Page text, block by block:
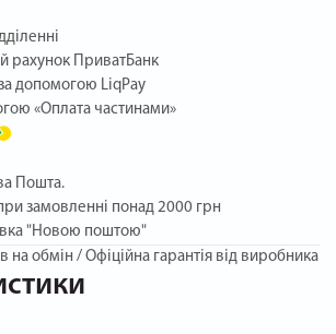
рахунок ПриватБанк
допомогою LiqPay
«Оплата частинами»
Пошта.
замовленні понад 2000 грн
"Новою поштою"
на обмін / Офіційна гарантія від виробника